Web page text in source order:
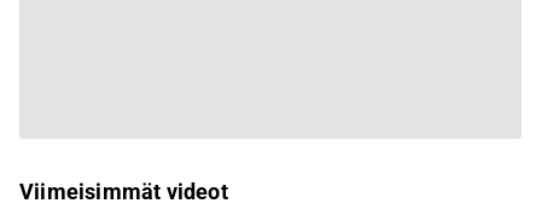
Viimeisimmät videot